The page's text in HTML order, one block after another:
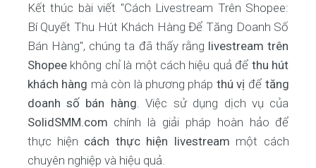
Kết thúc bài viết "Cách Livestream Trên Shopee:
Bí Quyết Thu Hút Khách Hàng Để Tăng Doanh Số
Bán Hàng", chúng ta đã thấy rằng livestream trên
Shopeekhông chỉ là một cách hiệu quả để thu hút
khách hàng mà còn là phương pháp thú vị để tăng
doanh số bán hàng. Việc sử dụng dịch vụ của
SolidSMM.com chính là giải pháp hoàn hảo để
thực hiện cách thực hiện livestream một cách
chuyên nghiệp và hiệu quả.